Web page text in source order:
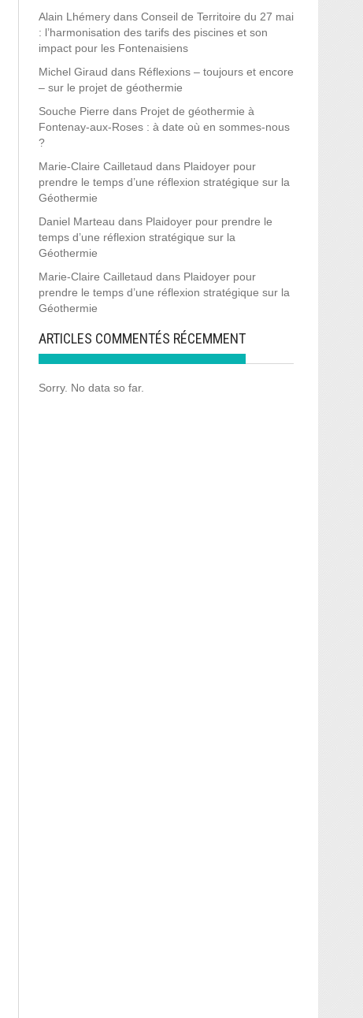
Alain Lhémery dans Conseil de Territoire du 27 mai
: l’harmonisation des tarifs des piscines et son
impact pour les Fontenaisiens
Michel Giraud dans Réflexions – toujours et encore
– sur le projet de géothermie
Souche Pierre dans Projet de géothermie à
Fontenay-aux-Roses : à date où en sommes-nous
?
Marie-Claire Cailletaud dans Plaidoyer pour
prendre le temps d’une réflexion stratégique sur la
Géothermie
Daniel Marteau dans Plaidoyer pour prendre le
temps d’une réflexion stratégique sur la
Géothermie
Marie-Claire Cailletaud dans Plaidoyer pour
prendre le temps d’une réflexion stratégique sur la
Géothermie
ARTICLES COMMENTÉS RÉCEMMENT
Sorry. No data so far.